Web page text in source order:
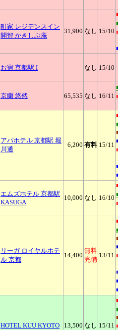
町家 レジデンスイン
開智 かきしぶ庵
31,900 なし 15/10
お宿 京都駅 I なし 15/10
京蘭 悠然 65,535 なし 16/11
アパホテル 京都駅 堀
川通
6,200 有料 15/11
エムズホテル 京都駅
KASUGA
10,000 なし 16/10
リーガ ロイヤルホテ
ル 京都
14,400
無料
完備
13/11
HOTEL KUU KYOTO 13,500 なし 15/11